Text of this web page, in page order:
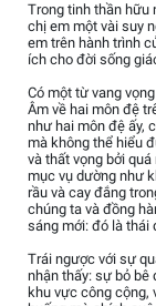
Trong tinh thần hữu
chị em một vài suy
em trên hành trình
ích cho đời sống
Có một từ vang
Âm về hai môn đệ
như hai môn đệ ấy,
mà không thể hiểu
và thất vọng bởi
mục vụ dường như
rầu và cay đắng
chúng ta và đồng
sáng mới: đó là thái
Trái ngược với sự
nhận thấy: sự bỏ bê
khu vực công cộng,